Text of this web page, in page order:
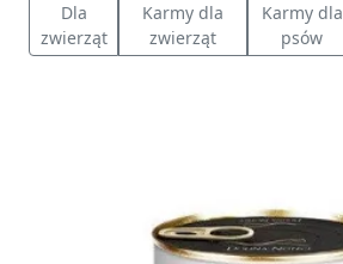
Dla
zwierząt
Karmy dla
zwierząt
Karmy dla
psów